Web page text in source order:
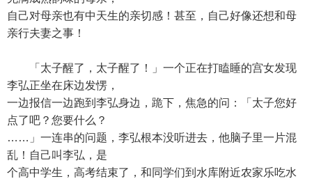
自己对母亲也有中天生的亲切感！甚至，自己好像还想和母
亲行夫妻之事！
「太子醒了，太子醒了！」一个正在打瞌睡的宫女发现
李弘正坐在床边发愣，
一边报信一边跑到李弘身边，跪下，焦急的问：「太子您好
点了吧？您要什么？
……」一连串的问题，李弘根本没听进去，他脑子里一片混
乱！自己叫李弘，是
个高中学生，高考结束了，和同学们到水库附近农家乐吃水